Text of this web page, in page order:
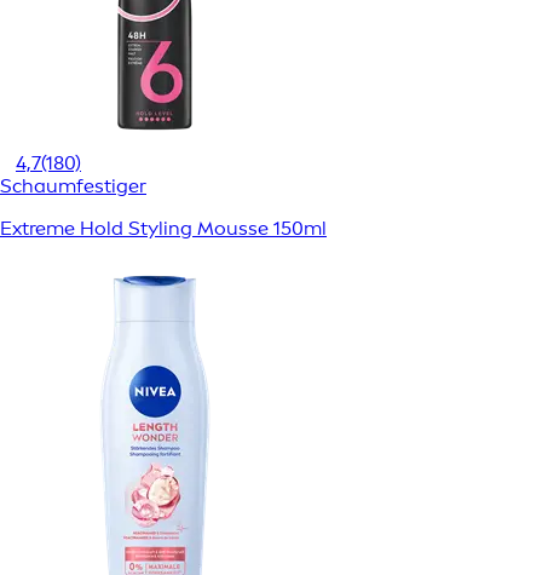
4,7(180)
Schaumfestiger
Extreme Hold Styling Mousse 150ml